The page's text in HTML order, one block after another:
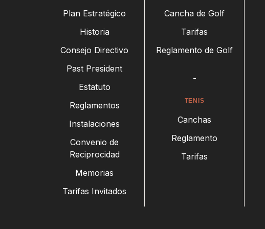
Plan Estratégico
Historia
Consejo Directivo
Past President
Estatuto
Reglamentos
Instalaciones
Convenio de
Reciprocidad
Memorias
Tarifas Invitados
Cancha de Golf
Tarifas
Reglamento de Golf
-
TENIS
Canchas
Reglamento
Tarifas